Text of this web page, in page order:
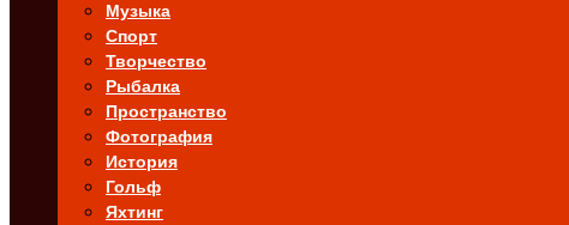
Музыка
Спорт
Творчество
Рыбалка
Пространство
Фотография
История
Гольф
Яхтинг